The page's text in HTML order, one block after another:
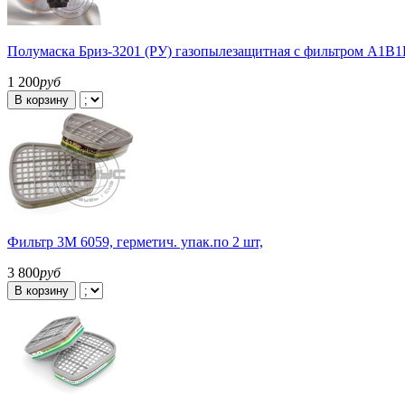
Полумаска Бриз-3201 (РУ) газопылезащитная с фильтром
1 200руб
В корзину
Фильтр 3М 6059, герметич. упак.по 2 шт,
3 800руб
В корзину